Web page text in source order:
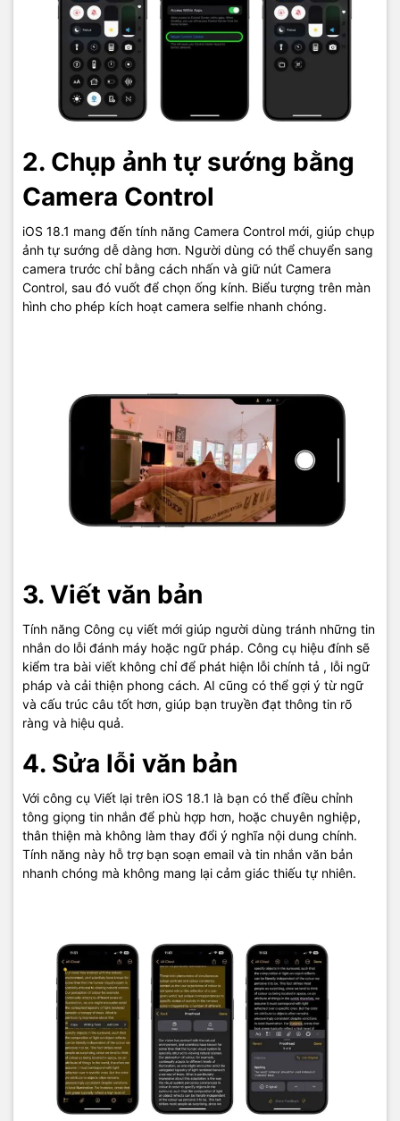
2. Chụp ảnh tự sướng bằng
Camera Control
iOS 18.1 mang đến tính năng Camera Control mới, giúp chụp
ảnh tự sướng dễ dàng hơn. Người dùng có thể chuyển sang
camera trước chỉ bằng cách nhấn và giữ nút Camera
Control, sau đó vuốt để chọn ống kính. Biểu tượng trên màn
hình cho phép kích hoạt camera selfie nhanh chóng.
3. Viết văn bản
Tính năng Công cụ viết mới giúp người dùng tránh những tin
nhắn do lỗi đánh máy hoặc ngữ pháp. Công cụ hiệu đính sẽ
kiểm tra bài viết không chỉ để phát hiện lỗi chính tả , lỗi ngữ
pháp và cải thiện phong cách. AI cũng có thể gợi ý từ ngữ
và cấu trúc câu tốt hơn, giúp bạn truyền đạt thông tin rõ
ràng và hiệu quả.
4. Sửa lỗi văn bản
Với công cụ Viết lại trên iOS 18.1 là bạn có thể điều chỉnh
tông giọng tin nhắn để phù hợp hơn, hoặc chuyên nghiệp,
thân thiện mà không làm thay đổi ý nghĩa nội dung chính.
Tính năng này hỗ trợ bạn soạn email và tin nhắn văn bản
nhanh chóng mà không mang lại cảm giác thiếu tự nhiên.